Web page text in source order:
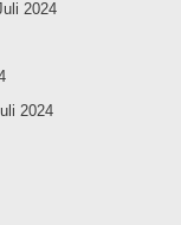
2024
2024